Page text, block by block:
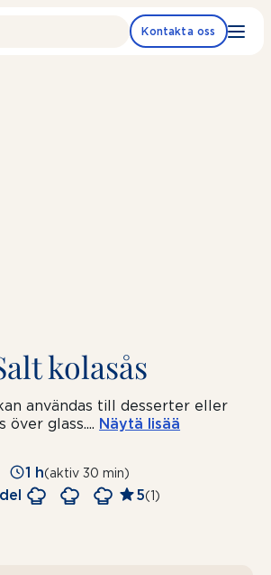
Kontakta oss
kolasås
användas till desserter eller
över glass.... Näytä lisää
1 h(aktiv 30 min)
5(1)